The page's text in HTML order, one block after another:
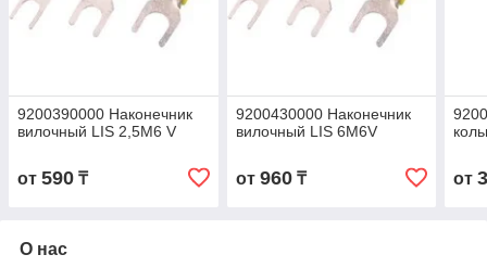
9200390000 Наконечник
вилочный LIS 2,5M6 V
от 590 ₸
9200430000 Наконечник
вилочный LIS 6M6V
от 960₸ от
О нас